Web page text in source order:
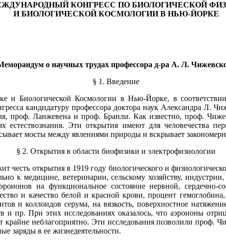
КОНГРЕСС ПО БИОЛОГИЧЕСКОЙ
И БИОЛОГИЧЕСКОЙ КОСМОЛОГИИ В НЬЮ-ЙОРКЕ
о научных трудах профессора д-ра А. Л.
§ 1. Введение
и Биологической Космологии в Нью-Йорке, в
кандидатуру профессора доктора наук Александра Л.
проф. Ланжевена и проф. Бранли. Как известно, проф.
естествознания. Эти открытия имеют для человечества
мосты между явлениями природы и вскрывает
§ 2. Открытия в области биофизики и электрофизиологии
открытия в 1919 году биологического и
к медицине, ветеринарии, сельскому хозяйству,
на функциональное состояние нервной, сердечно-
и качество белой и красной крови, процент гемоглобина,
и коллоидов серума, на вязкость, поверхностное
и пр. При этих исследованиях оказалось, что аэроионы
неблагоприятно. Эти исследования позволили проф.
заряды в ее жизнедеятельности.